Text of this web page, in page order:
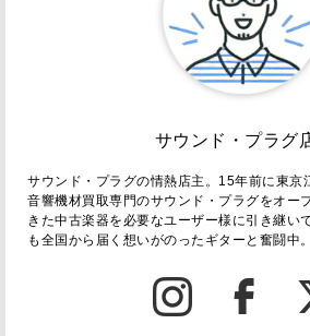
サウンド・プラグ
サウンド・プラグの情熱店主。15年前に東京
音響機材買取専門のサウンド・プラグをオー
きた中古楽器を必要なユーザー様に引き継い
も全国から届く想いがのったギターと奮闘中。